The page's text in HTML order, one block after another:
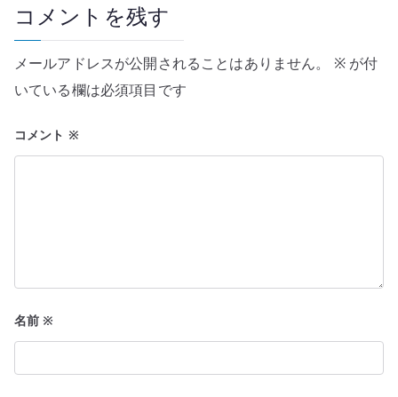
ゲ
ー
シ
ョ
コメントを残す
メールアドレスが公開されることはありません。 ※が付
いている欄は必須項目です
コメント ※
名前※